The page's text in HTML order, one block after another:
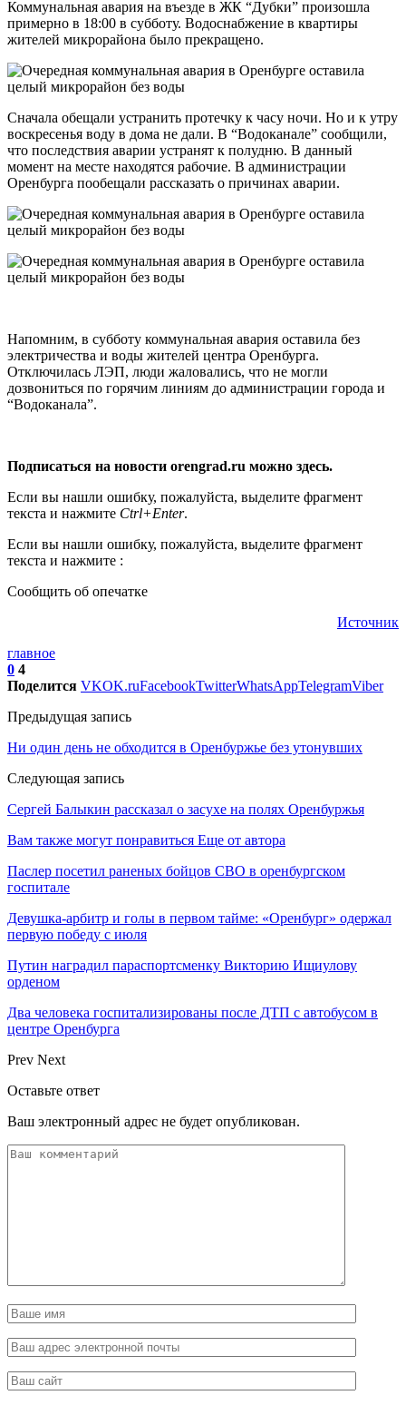
Коммунальная авария на въезде в ЖК “Дубки” произошла
примерно в 18:00 в субботу. Водоснабжение в квартиры
жителей микрорайона было прекращено.
Сначала обещали устранить протечку к часу ночи. Но и к утру
воскресенья воду в дома не дали. В “Водоканале” сообщили,
что последствия аварии устранят к полудню. В данный
момент на месте находятся рабочие. В администрации
Оренбурга пообещали рассказать о причинах аварии.
Напомним, в субботу коммунальная авария оставила без
электричества и воды жителей центра Оренбурга.
Отключилась ЛЭП, люди жаловались, что не могли
дозвониться по горячим линиям до администрации города и
“Водоканала”.
Подписаться на новости orengrad.ru можно здесь.
Если вы нашли ошибку, пожалуйста, выделите фрагмент
текста и нажмите Ctrl+Enter.
Если вы нашли ошибку, пожалуйста, выделите фрагмент
текста и нажмите :
Сообщить об опечатке
Источник
главное
0 4
Поделится VKOK.ruFacebookTwitterWhatsAppTelegramViber
Предыдущая запись
Ни один день не обходится в Оренбуржье без утонувших
Следующая запись
Сергей Балыкин рассказал о засухе на полях Оренбуржья
Вам также могут понравиться Еще от автора
Паслер посетил раненых бойцов СВО в оренбургском
госпитале
Девушка-арбитр и голы в первом тайме: «Оренбург» одержал
первую победу с июля
Путин наградил параспортсменку Викторию Ищиулову
орденом
Два человека госпитализированы после ДТП с автобусом в
центре Оренбурга
Prev Next
Оставьте ответ
Ваш электронный адрес не будет опубликован.